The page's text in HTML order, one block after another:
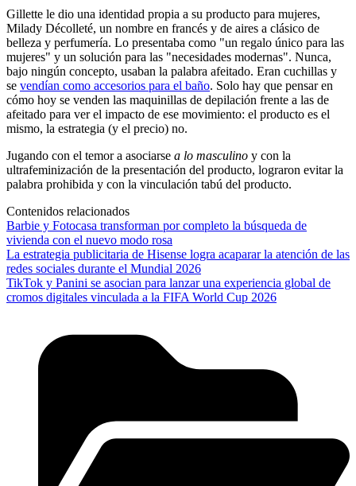
Gillette le dio una identidad propia a su producto para mujeres,
Milady Décolleté, un nombre en francés y de aires a clásico de
belleza y perfumería. Lo presentaba como "un regalo único para las
mujeres" y un solución para las "necesidades modernas". Nunca,
bajo ningún concepto, usaban la palabra afeitado. Eran cuchillas y
se vendían como accesorios para el baño. Solo hay que pensar en
cómo hoy se venden las maquinillas de depilación frente a las de
afeitado para ver el impacto de ese movimiento: el producto es el
mismo, la estrategia (y el precio) no.
Jugando con el temor a asociarse a lo masculino y con la
ultrafeminización de la presentación del producto, lograron evitar la
palabra prohibida y con la vinculación tabú del producto.
Contenidos relacionados
Barbie y Fotocasa transforman por completo la búsqueda de
vivienda con el nuevo modo rosa
La estrategia publicitaria de Hisense logra acaparar la atención de las
redes sociales durante el Mundial 2026
TikTok y Panini se asocian para lanzar una experiencia global de
cromos digitales vinculada a la FIFA World Cup 2026